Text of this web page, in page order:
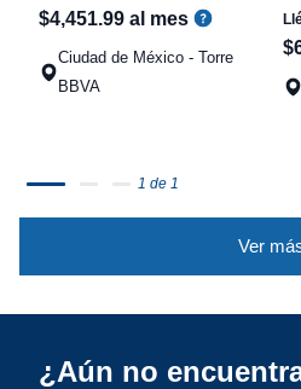
$4,451.99 al mes
Ciudad de México - Torre
BBVA
$
1 de 1
Ver
¿Aún no